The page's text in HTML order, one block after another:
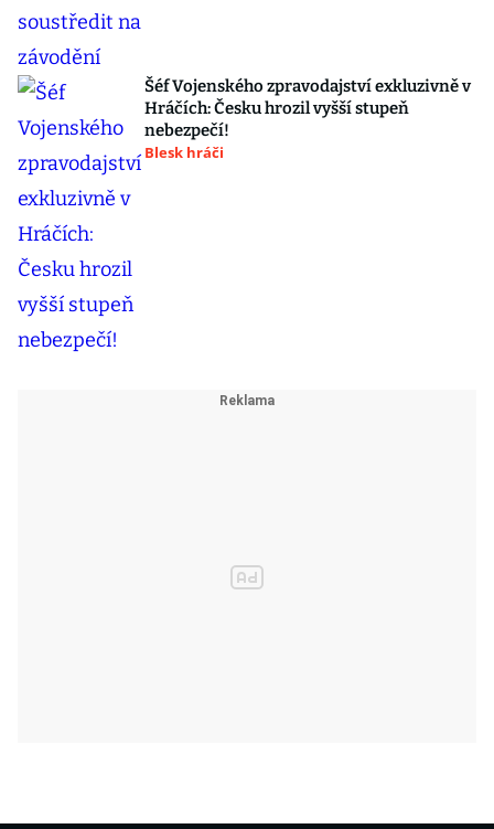
Šéf Vojenského zpravodajství exkluzivně v
Hráčích: Česku hrozil vyšší stupeň
nebezpečí!
Blesk hráči